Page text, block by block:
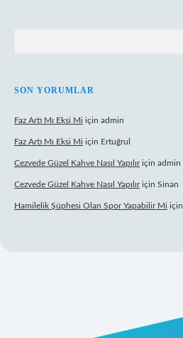
SON YORUMLAR
Faz Artı Mı Eksi Mi için admin
Faz Artı Mı Eksi Mi için Ertuğrul
Cezvede Güzel Kahve Nasıl Yapılıriçin admin
Cezvede Güzel Kahve Nasıl Yapılıriçin Sinan
Hamilelik Şüphesi Olan Spor Yapabilir Mi için